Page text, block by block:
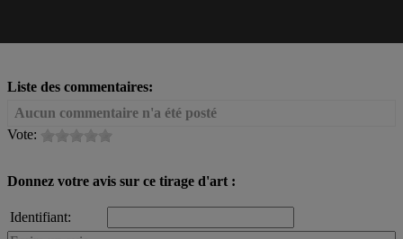
Liste des commentaires:
Aucun commentaire n'a été posté
Vote:
Donnez votre avis sur ce tirage d'art :
Identifiant: